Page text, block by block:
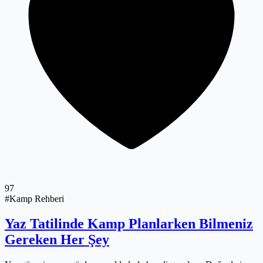
97
#Kamp Rehberi
Yaz Tatilinde Kamp Planlarken Bilmeniz
Gereken Her Şey